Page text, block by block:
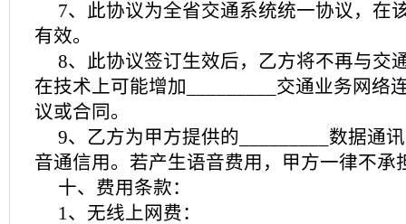
7、此协议为全省交通系统统一协议，在
有效。
8、此协议签订生效后，乙方将不再与交
在技术上可能增加_________交通业务网络
议或合同。
9、乙方为甲方提供的_________数据通
音通信用。若产生语音费用，甲方一律不承
十、费用条款：
1、无线上网费：